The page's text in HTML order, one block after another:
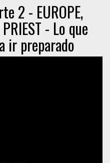
2 - EUROPE,
- Lo que
ir preparado